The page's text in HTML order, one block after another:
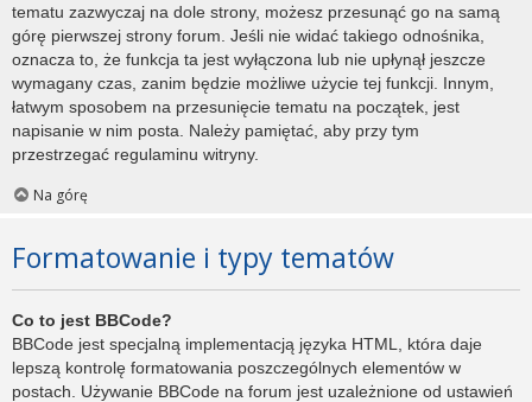
tematu zazwyczaj na dole strony, możesz przesunąć go na samą
górę pierwszej strony forum. Jeśli nie widać takiego odnośnika,
oznacza to, że funkcja ta jest wyłączona lub nie upłynął jeszcze
wymagany czas, zanim będzie możliwe użycie tej funkcji. Innym,
łatwym sposobem na przesunięcie tematu na początek, jest
napisanie w nim posta. Należy pamiętać, aby przy tym
przestrzegać regulaminu witryny.
Na górę
Formatowanie i typy tematów
Co to jest BBCode?
BBCode jest specjalną implementacją języka HTML, która daje
lepszą kontrolę formatowania poszczególnych elementów w
postach. Używanie BBCode na forum jest uzależnione od ustawień